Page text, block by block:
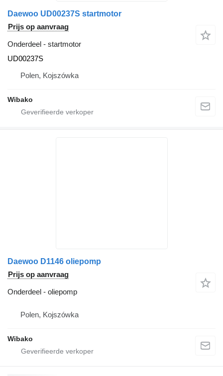
Daewoo UD00237S startmotor
Prijs op aanvraag
Onderdeel - startmotor
UD00237S
Polen, Kojszówka
Wibako
Daewoo D1146 oliepomp
Prijs op aanvraag
Onderdeel - oliepomp
Polen, Kojszówka
Wibako